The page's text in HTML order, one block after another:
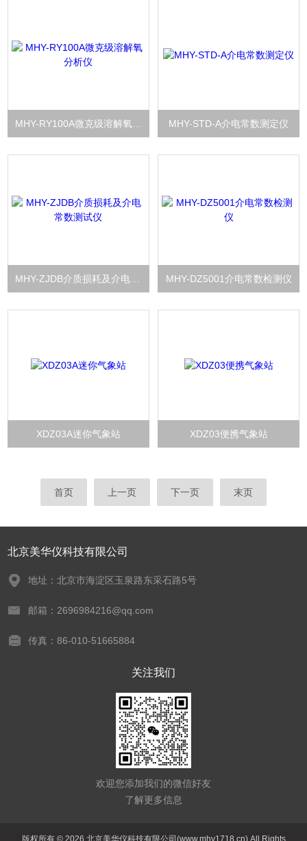
MHY-STD-A介电常数测定仪
MHY-ZJDB介质损耗及介电常数测试仪 MHY-DZ5001介电常数检测仪
XDZ03A迷你气象站 XDZ03便携气象站
首页 上一页 下一页 末页
北京美华仪科技有限公司
地址：北京市海淀区玉泉路东采石路5号
邮箱：2696984216@qq.com
传真：86-010-51665884
关注我们
欢迎您添加我们的微信好友
了解更多信息
版权所有 © 2026 北京美华仪科技有限公司(www.mhy1718.cn) All Rights